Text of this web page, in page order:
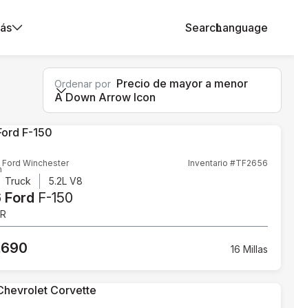
SearchLanguage
Ordenar por Precio de mayor a menor
A Down Arrow Icon
Ford Winchester Inventario #TF2656
Truck 5.2L V8
Ford F-150
16 Millas